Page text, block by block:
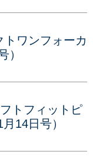
トワンフォーカ
）
トフィットピ
14日号）